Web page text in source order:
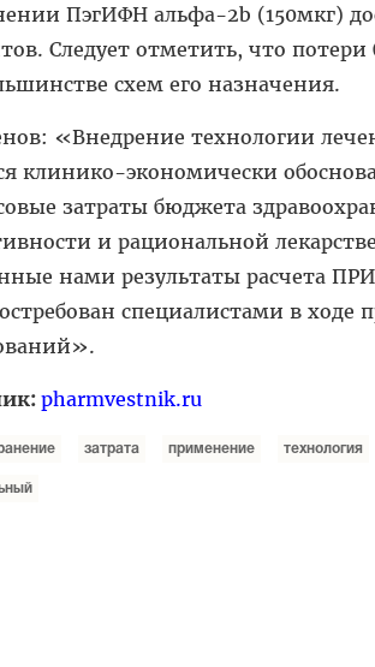
ПэгИФН альфа-2b (150мкг)
Следует отметить, что
схем его назначения.
«Внедрение технологии
клинико-экономически
затраты бюджета
и рациональной
нами результаты расчета
специалистами в
pharmvestnik.ru
затрата применение технология